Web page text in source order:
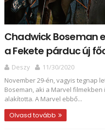
Chadwick Boseman
a Fekete párduc új
Deszy
11/30/2020
November 29-én, vagyis tegnap
Boseman, aki a Marvel
alakította. A Marvel ebbő...
Olvasd tovább